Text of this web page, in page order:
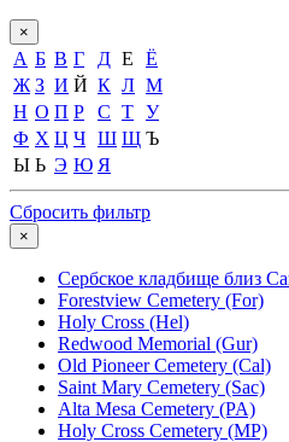
×
А Б В Г Д Е
Ё
Ж З И Й К Л М
Н О П Р С Т У
Ф Х Ц Ч Ш Щ Ъ
Ы Ь Э Ю Я
Сбросить фильтр
×
Сербское кладбище близ
Forestview Cemetery (For)
Holy Cross (Hel)
Redwood Memorial (Gur)
Old Pioneer Cemetery (Cal)
Saint Mary Cemetery (Sac)
Alta Mesa Cemetery (PA)
Holy Cross Cemetery (MP)